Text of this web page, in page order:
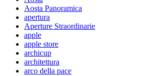
Aosta Panoramica
apertura
Aperture Straordinarie
apple
apple store
archicup
architettura
arco della pace